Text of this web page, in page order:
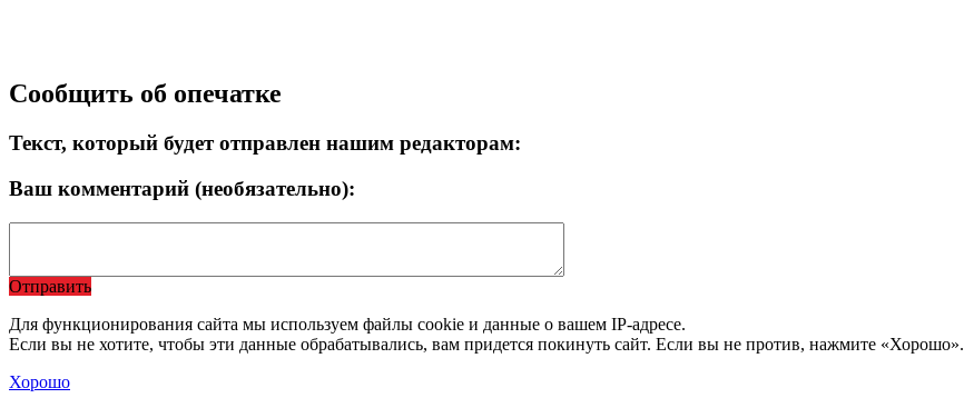
Сообщить об опечатке
Текст, который будет отправлен нашим редакторам:
Ваш комментарий (необязательно):
Отправить
Для функционирования сайта мы используем файлы cookie и данные о вашем IP-адресе.
Если вы не хотите, чтобы эти данные обрабатывались, вам придется покинуть сайт. Если вы не против, нажмите «Хорошо».
Хорошо